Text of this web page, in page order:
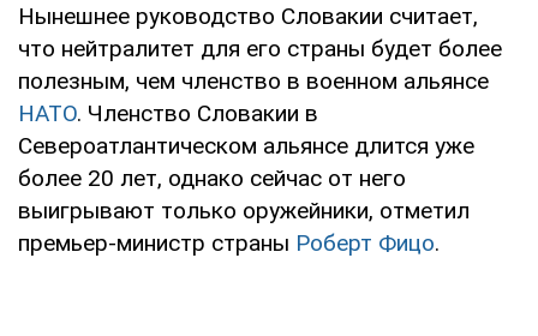
Нынешнее руководство Словакии считает,
что нейтралитет для его страны будет более
полезным, чем членство в военном альянсе
НАТО. Членство Словакии в
Североатлантическом альянсе длится уже
более 20 лет, однако сейчас от него
выигрывают только оружейники, отметил
премьер-министр страны Роберт Фицо.